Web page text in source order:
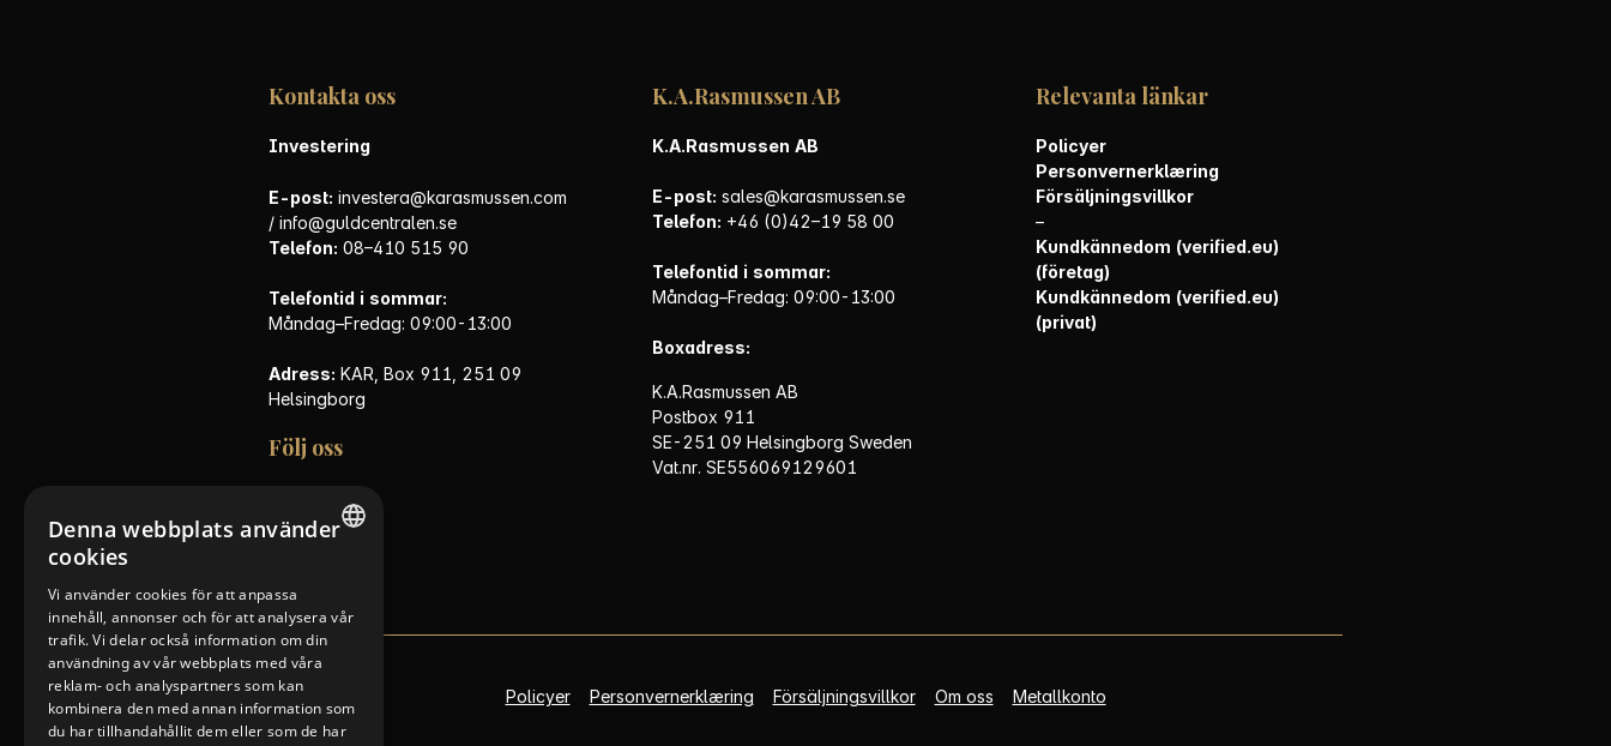
Kontakta oss
Investering
E-post: investera@karasmussen.com
/info@guldcentralen.se
Telefon: 08–410 515 90
Telefontid i sommar:
Måndag–Fredag: 09:00-13:00
Adress: KAR, Box 911, 251 09
Helsingborg
Följ oss
K.A.Rasmussen AB
K.A.Rasmussen AB
E-post: sales@karasmussen.se
Telefon: +46 (0)42–19 58 00
Telefontid i sommar:
Måndag–Fredag: 09:00-13:00
Boxadress:
K.A.Rasmussen AB
Postbox 911
SE-251 09 Helsingborg Sweden
Vat.nr. SE556069129601
Relevanta länkar
Policyer
Personvernerklæring
Försäljningsvillkor
–
Kundkännedom (verified.eu)
(företag)
Kundkännedom (verified.eu)
(privat)
Policyer Personvernerklæring Försäljningsvillkor Om oss Metallkonto
FINNISH
ENGLISH
SWEDISH
Denna webbplats använder
cookies
Vi använder cookies för att anpassa
innehåll, annonser och för att analysera vår
trafik. Vi delar också information om din
användning av vår webbplats med våra
reklam- och analyspartners som kan
kombinera den med annan information som
du har tillhandahållit dem eller som de har